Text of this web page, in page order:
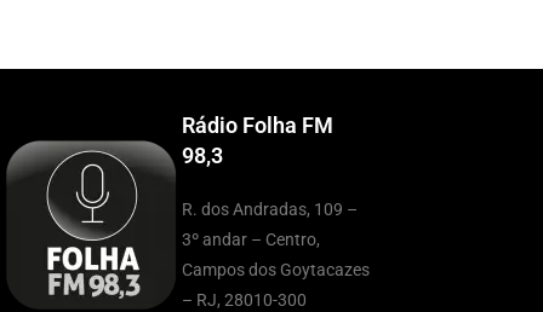
Rádio Folha FM
98,3
R. dos Andradas, 109 –
3º andar – Centro,
Campos dos Goytacazes
– RJ, 28010-300